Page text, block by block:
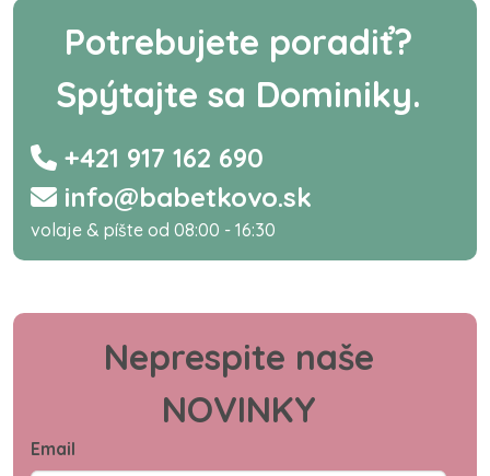
Potrebujete poradiť?
Spýtajte sa Dominiky.
+421 917 162 690
info@babetkovo.sk
volaje & píšte od 08:00 - 16:30
Neprespite naše
NOVINKY
Email